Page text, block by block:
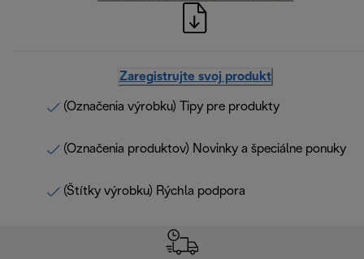
Zaregistrujte svoj produkt
(Označenia výrobku) Tipy pre produkty
(Označenia produktov) Novinky a špeciálne ponuky
(Štítky výrobku) Rýchla podpora